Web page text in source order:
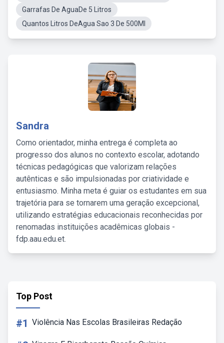
Garrafas De AguaDe 5 Litros
Quantos Litros DeAgua Sao 3 De 500Ml
Sandra
Como orientador, minha entrega é completa ao
progresso dos alunos no contexto escolar, adotando
técnicas pedagógicas que valorizam relações
autênticas e são impulsionadas por criatividade e
entusiasmo. Minha meta é guiar os estudantes em sua
trajetória para se tornarem uma geração excepcional,
utilizando estratégias educacionais reconhecidas por
renomadas instituições acadêmicas globais -
fdp.aau.edu.et.
Top Post
#1 Violência Nas Escolas Brasileiras Redação